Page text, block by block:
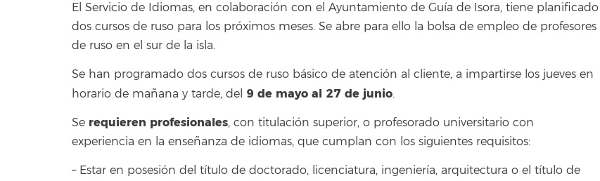
El Servicio de Idiomas, en colaboración con el Ayuntamiento de Guía de Isora, tiene planificado
dos cursos de ruso para los próximos meses. Se abre para ello la bolsa de empleo de profesores
de ruso en el sur de la isla.
Se han programado dos cursos de ruso básico de atención al cliente, a impartirse los jueves en
horario de mañana y tarde, del 9 de mayo al 27 de junio.
Se requieren profesionales, con titulación superior, o profesorado universitario con
experiencia en la enseñanza de idiomas, que cumplan con los siguientes requisitos:
– Estar en posesión del título de doctorado, licenciatura, ingeniería, arquitectura o el título de